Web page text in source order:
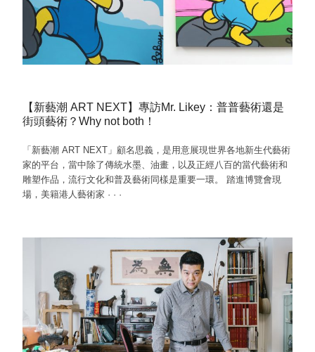
【新藝潮 ART NEXT】專訪Mr. Likey：普普藝術還是
街頭藝術？Why not both！
「新藝潮 ART NEXT」顧名思義，是用意展現世界各地新生代藝術
家的平台，當中除了傳統水墨、油畫，以及正經八百的當代藝術和
雕塑作品，流行文化和普及藝術同樣是重要一環。 踏進博覽會現
場，美籍港人藝術家 · · ·